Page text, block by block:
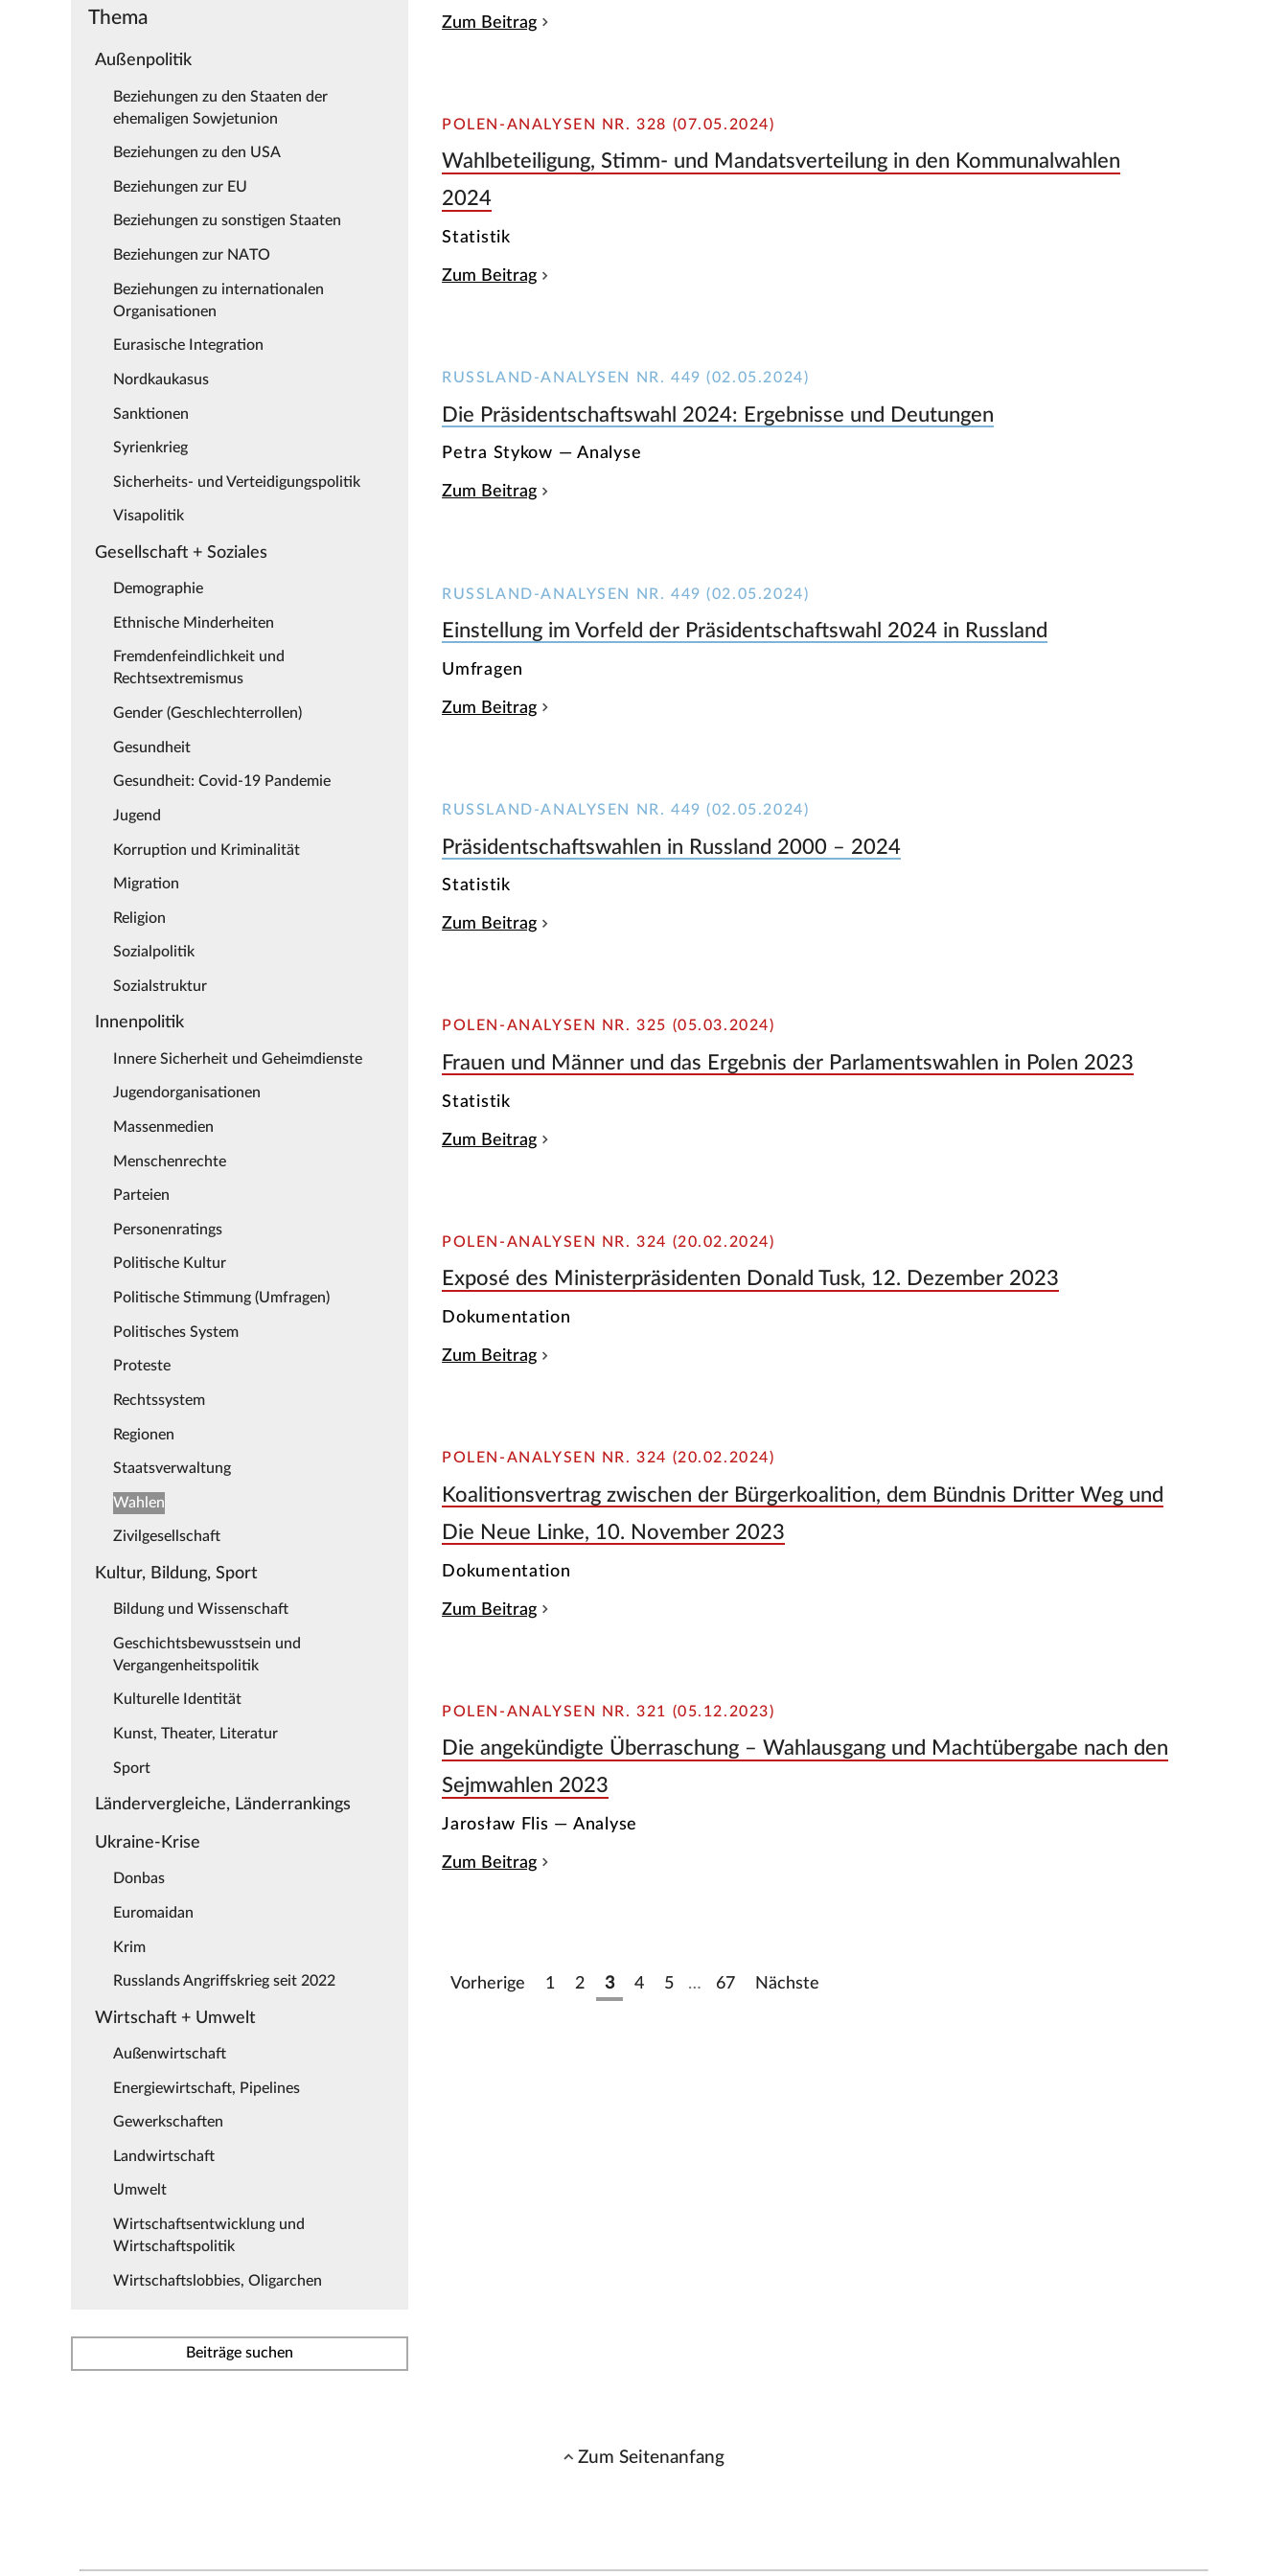
Thema
Außenpolitik
Beziehungen zu den Staaten der
ehemaligen Sowjetunion
Beziehungen zu den USA
Beziehungen zur EU
Beziehungen zu sonstigen Staaten
Beziehungen zur NATO
Beziehungen zu internationalen
Organisationen
Eurasische Integration
Nordkaukasus
Sanktionen
Syrienkrieg
Sicherheits- und Verteidigungspolitik
Visapolitik
Gesellschaft + Soziales
Demographie
Ethnische Minderheiten
Fremdenfeindlichkeit und
Rechtsextremismus
Gender (Geschlechterrollen)
Gesundheit
Gesundheit: Covid-19 Pandemie
Jugend
Korruption und Kriminalität
Migration
Religion
Sozialpolitik
Sozialstruktur
Innenpolitik
Innere Sicherheit und Geheimdienste
Jugendorganisationen
Massenmedien
Menschenrechte
Parteien
Personenratings
Politische Kultur
Politische Stimmung (Umfragen)
Politisches System
Proteste
Rechtssystem
Regionen
Staatsverwaltung
Wahlen
Zivilgesellschaft
Kultur, Bildung, Sport
Bildung und Wissenschaft
Geschichtsbewusstsein und
Vergangenheitspolitik
Kulturelle Identität
Kunst, Theater, Literatur
Sport
Ländervergleiche, Länderrankings
Ukraine-Krise
Donbas
Euromaidan
Krim
Russlands Angriffskrieg seit 2022
Wirtschaft + Umwelt
Außenwirtschaft
Energiewirtschaft, Pipelines
Gewerkschaften
Landwirtschaft
Umwelt
Wirtschaftsentwicklung und
Wirtschaftspolitik
Wirtschaftslobbies, Oligarchen
Beiträge suchen
Zum Beitrag
POLEN-ANALYSEN NR. 328 (07.05.2024)
Wahlbeteiligung, Stimm- und Mandatsverteilung in den Kommunalwahlen
2024
Statistik
Zum Beitrag
RUSSLAND-ANALYSEN NR. 449 (02.05.2024)
Die Präsidentschaftswahl 2024: Ergebnisse und Deutungen
Petra Stykow — Analyse
Zum Beitrag
RUSSLAND-ANALYSEN NR. 449 (02.05.2024)
Einstellung im Vorfeld der Präsidentschaftswahl 2024 in Russland
Umfragen
Zum Beitrag
RUSSLAND-ANALYSEN NR. 449 (02.05.2024)
Präsidentschaftswahlen in Russland 2000 – 2024
Statistik
Zum Beitrag
POLEN-ANALYSEN NR. 325 (05.03.2024)
Frauen und Männer und das Ergebnis der Parlamentswahlen in Polen 2023
Statistik
Zum Beitrag
POLEN-ANALYSEN NR. 324 (20.02.2024)
Exposé des Ministerpräsidenten Donald Tusk, 12. Dezember 2023
Dokumentation
Zum Beitrag
POLEN-ANALYSEN NR. 324 (20.02.2024)
Koalitionsvertrag zwischen der Bürgerkoalition, dem Bündnis Dritter Weg und
Die Neue Linke, 10. November 2023
Dokumentation
Zum Beitrag
POLEN-ANALYSEN NR. 321 (05.12.2023)
Die angekündigte Überraschung – Wahlausgang und Machtübergabe nach den
Sejmwahlen 2023
Jarosław Flis — Analyse
Zum Beitrag
Vorherige 1 2 3 4 5 … 67 Nächste
Zum Seitenanfang